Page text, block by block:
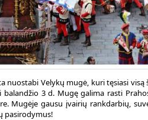
nuostabi Velykų mugė, kuri tęsiasi
3 d. Mugę galima rasti
Mugėje gausu įvairių rankdarbių,
pasirodymus!